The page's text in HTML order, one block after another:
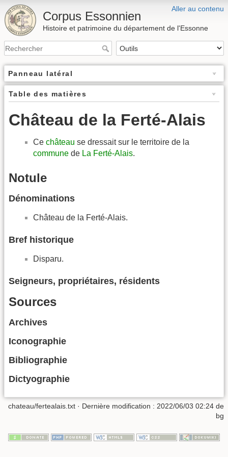
Aller au contenu
Corpus Essonnien
Histoire et patrimoine du département de l'Essonne
Panneau latéral
Table des matières
Château de la Ferté-Alais
Ce château se dressait sur le territoire de la
commune de La Ferté-Alais.
Notule
Dénominations
Château de la Ferté-Alais.
Bref historique
Disparu.
Seigneurs, propriétaires, résidents
Sources
Archives
Iconographie
Bibliographie
Dictyographie
chateau/fertealais.txt · Dernière modification : 2022/06/03 02:24 de
bg